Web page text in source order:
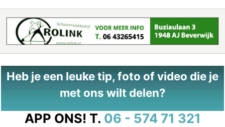
Heb je een leuke tip, foto of video die je
met ons wilt delen?
APP ONS! T. 06 - 574 71 321